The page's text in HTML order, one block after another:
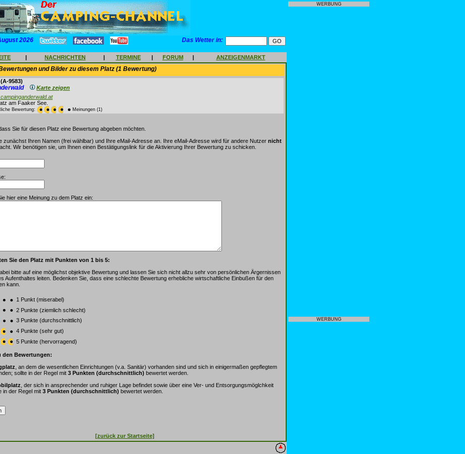
2026 Das Wetter in:
| NACHRICHTEN | TERMINE | FORUM | ANZEIGENMARKT
und Bilder zu diesem Platz (1 Bewertung)
(A-9583)
Karte zeigen
am Faaker See.
Bewertung: Meinungen (1)
Sie für diesen Platz eine Bewertung abgeben möchten.
zunächst Ihren Namen (frei wählbar) und Ihre eMail-Adresse an. Ihre eMail-Adresse wird für andere Nutzer nicht
Wir benötigen sie, um Ihnen einen Bestätigungslink für die Aktivierung Ihrer Bewertung zu schicken.
hier eine Meinung zu dem Platz ein:
Sie den Platz mit Punkten von 1 bis 5:
bitte auf eine möglichst objektive Bewertung und lassen Sie sich nicht allzu sehr von persönlichen Ärgernissen
Aufenthaltes leiten. Bedenken Sie, dass eine schlechte Bewertung erhebliche wirtschaftliche Einbußen für den
kann.
1 Punkt (miserabel)
2 Punkte (ziemlich schlecht)
3 Punkte (durchschnittlich)
4 Punkte (sehr gut)
5 Punkte (hervorragend)
den Bewertungen:
, an dem die wesentlichen Einrichtungen (v.a. Sanitär) vorhanden sind und sich in einigermaßen gepflegtem
sollte in der Regel mit 3 Punkten (durchschnittlich) bewertet werden.
, der sich in ansprechender und ruhiger Lage befindet sowie über eine Ver- und Entsorgungsmöglchkeit
in der Regel mit 3 Punkten (durchschnittlich) bewertet werden.
[zurück zur Startseite]
WERBUNG
WERBUNG